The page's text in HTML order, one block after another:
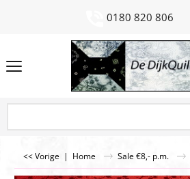
0180 820 806
<< Vorige | Home Sale €8,- p.m.